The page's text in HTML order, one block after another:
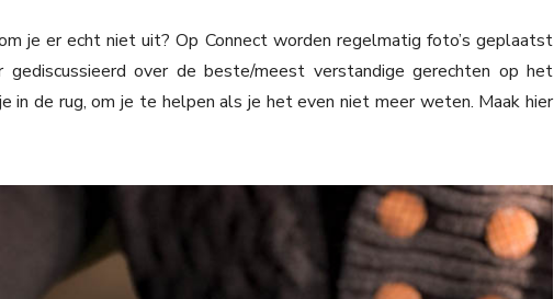
je er echt niet uit? Op Connect worden regelmatig foto’s geplaatst
over de beste/meest verstandige gerechten op het
in de rug, om je te helpen als je het even niet meer weten. Maak hier